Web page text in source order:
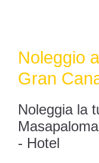
Noleggio
Gran
Noleggia la
- Hotel